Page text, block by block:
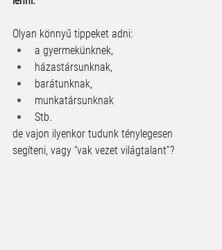
Olyan könnyű tippeket adni:
a gyermekünknek,
házastársunknak,
barátunknak,
munkatársunknak
Stb.
de vajon ilyenkor tudunk ténylegesen
segíteni, vagy “vak vezet világtalant”?